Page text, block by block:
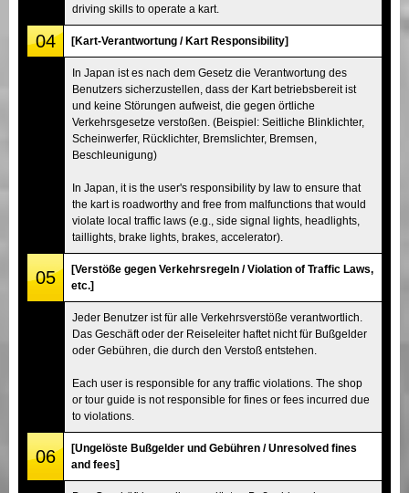
driving skills to operate a kart.
04 [Kart-Verantwortung / Kart Responsibility]
In Japan ist es nach dem Gesetz die Verantwortung des
Benutzers sicherzustellen, dass der Kart betriebsbereit ist
und keine Störungen aufweist, die gegen örtliche
Verkehrsgesetze verstoßen. (Beispiel: Seitliche Blinklichter,
Scheinwerfer, Rücklichter, Bremslichter, Bremsen,
Beschleunigung)
In Japan, it is the user's responsibility by law to ensure that
the kart is roadworthy and free from malfunctions that would
violate local traffic laws (e.g., side signal lights, headlights,
taillights, brake lights, brakes, accelerator).
05
[Verstöße gegen Verkehrsregeln / Violation of Traffic Laws,
etc.]
Jeder Benutzer ist für alle Verkehrsverstöße verantwortlich.
Das Geschäft oder der Reiseleiter haftet nicht für Bußgelder
oder Gebühren, die durch den Verstoß entstehen.
Each user is responsible for any traffic violations. The shop
or tour guide is not responsible for fines or fees incurred due
to violations.
06
[Ungelöste Bußgelder und Gebühren / Unresolved fines
and fees]